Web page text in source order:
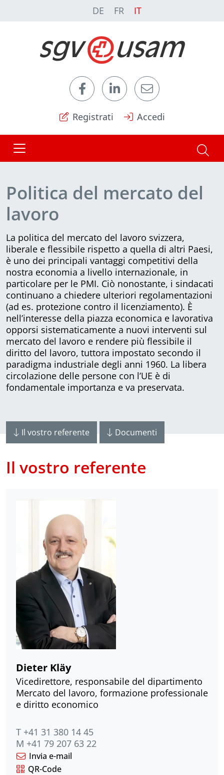
DE FR IT
Registrati Accedi
Politica del mercato del
lavoro
La politica del mercato del lavoro svizzera,
liberale e flessibile rispetto a quella di altri Paesi,
è uno dei principali vantaggi competitivi della
nostra economia a livello internazionale, in
particolare per le PMI. Ciò nonostante, i sindacati
continuano a chiedere ulteriori regolamentazioni
(ad es. protezione contro il licenziamento). È
nell’interesse della piazza economica e lavorativa
opporsi sistematicamente a nuovi interventi sul
mercato del lavoro e rendere più flessibile il
diritto del lavoro, tuttora impostato secondo il
paradigma industriale degli anni 1960. La libera
circolazione delle persone con l’UE è di
fondamentale importanza e va preservata.
Il vostro referente Documenti
Il vostro referente
Dieter Kläy
Vicedirettore, responsabile del dipartimento
Mercato del lavoro, formazione professionale
e diritto economico
T +41 31 380 14 45
M +41 79 207 63 22
Invia e-mail
QR-Code